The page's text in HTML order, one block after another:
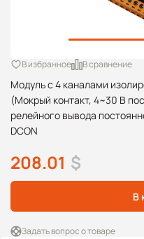
Модуль с 4 каналами
(Мокрый контакт, 4~30 В
релейного вывода
DCON
В избранное В сравнение
208.01 $
В
Задать вопрос о товаре